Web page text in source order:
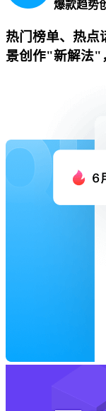
爆款趋势
热门榜单、热点
景创作"新解法"